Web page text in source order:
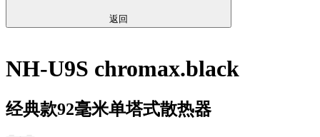
返回
NH-U9S chromax.black
经典款92毫米单塔式散热器